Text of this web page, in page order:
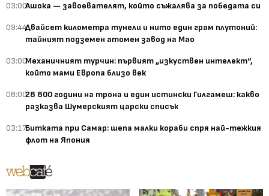
03:00Ашока — завоевателят, който съжалява за победата си
09:44Двайсет километра тунели и нито един грам плутоний:
тайният подземен атомен завод на Мао
03:00Механичният турчин: първият „изкуствен интелект“,
който мами Европа близо век
08:0028 800 години на трона и един истински Гилгамеш: какво
разказва Шумерският царски списък
03:17Битката при Самар: шепа малки кораби спря най-тежкия
флот на Япония